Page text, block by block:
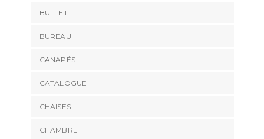
BUFFET
BUREAU
CANAPÉS
CATALOGUE
CHAISES
CHAMBRE